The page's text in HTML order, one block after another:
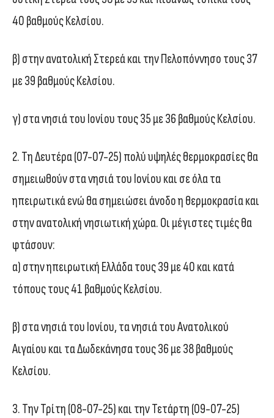
40 βαθμούς Κελσίου.
β) στην ανατολική Στερεά και την Πελοπόννησο τους 37
με 39 βαθμούς Κελσίου.
γ) στα νησιά του Ιονίου τους 35 με 36 βαθμούς Κελσίου.
2. Τη Δευτέρα (07-07-25) πολύ υψηλές θερμοκρασίες θα
σημειωθούν στα νησιά του Ιονίου και σε όλα τα
ηπειρωτικά ενώ θα σημειώσει άνοδο η θερμοκρασία και
στην ανατολική νησιωτική χώρα. Οι μέγιστες τιμές θα
φτάσουν:
α) στην ηπειρωτική Ελλάδα τους 39 με 40 και κατά
τόπους τους 41 βαθμούς Κελσίου.
β) στα νησιά του Ιονίου, τα νησιά του Ανατολικού
Αιγαίου και τα Δωδεκάνησα τους 36 με 38 βαθμούς
Κελσίου.
3. Την Τρίτη (08-07-25) και την Τετάρτη (09-07-25)